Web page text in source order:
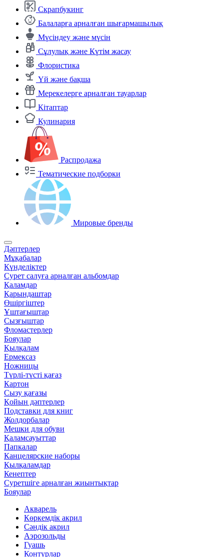
Скрапбукинг
Балаларға арналған шығармашылық
Мүсіндеу және мүсін
Сұлулық және Күтім жасау
Флористика
Үй және бақша
Мерекелерге арналған тауарлар
Кітаптар
Кулинария
Распродажа
Тематические подборки
Мировые бренды
Дәптерлер
Мұқабалар
Күнделіктер
Сурет салуға арналған альбомдар
Қаламдар
Қарындаштар
Өшіргіштер
Ұштағыштар
Сызғыштар
Фломастерлер
Бояулар
Қылқалам
Ермексаз
Ножницы
Түрлі-түсті қағаз
Картон
Сызу қағазы
Қойын дәптерлер
Подставки для книг
Жолдорбалар
Мешки для обуви
Қаламсауыттар
Папкалар
Канцелярские наборы
Қылқаламдар
Кенептер
Суретшіге арналған жиынтықтар
Бояулар
Акварель
Көркемдік акрил
Сәндік акрил
Аэрозольды
Гуашь
Контурлар